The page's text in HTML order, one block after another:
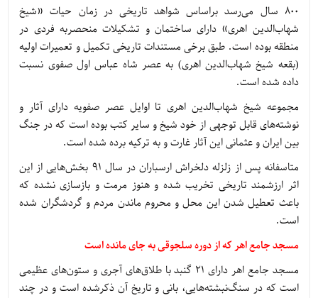
800 سال می‌رسد براساس شواهد تاریخی در زمان حیات «شیخ
شهاب‌الدین اهری» دارای ساختمان و تشکیلات منحصربه ‌فردی در
منطقه بوده است. طبق برخی مستندات تاریخی تکمیل و تعمیرات اولیه
(بقعه شیخ شهاب‌الدین اهری) به عصر شاه عباس اول صفوی نسبت
داده شده است.
مجموعه شیخ شهاب‌الدین اهری تا اوایل عصر صفویه دارای آثار و
نوشته‌های قابل توجهی از خود شیخ و سایر کتب بوده است که در جنگ
بین ایران و عثمانی این آثار غارت و به ترکیه برده شده است.
متاسفانه پس از زلزله دلخراش ارسباران در سال 91 بخش‌هایی از این
اثر ارزشمند تاریخی تخریب شده و هنوز مرمت و بازسازی نشده که
باعث تعطیل شدن این محل و محروم ماندن مردم و گردشگران شده
است.
مسجد جامع اهر که از دوره سلجوقی به جای مانده است
مسجد جامع اهر دارای 21 گنبد با طلاق‌های آجری و ستون‌های عظیمی
است که در سنگ‌نبشته‌هایی، بانی و تاریخ آن ذکرشده است و در چند